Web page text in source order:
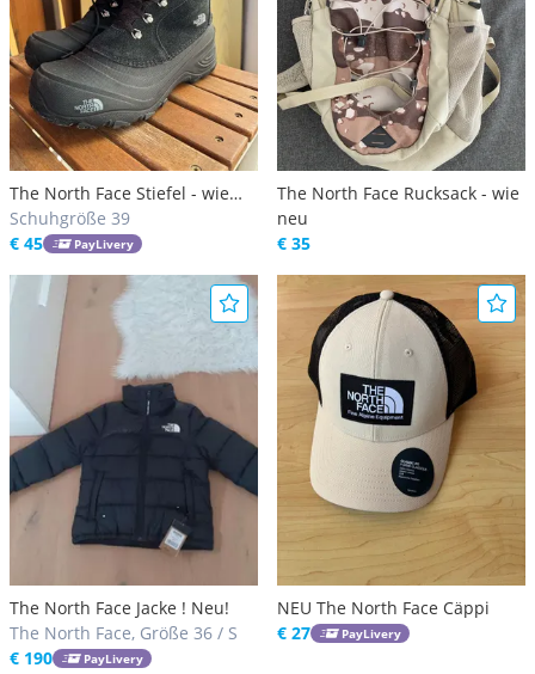
The North Face Stiefel - wie
neu!
Schuhgröße 39
€ 45
PayLivery
The North Face Rucksack - wie
neu
€ 35
The North Face Jacke ! Neu!
The North Face, Größe 36 / S
€ 190
PayLivery
NEU The North Face Cäppi
€ 27
PayLivery